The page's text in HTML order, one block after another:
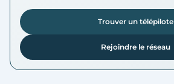
Trouver un télépilote
Rejoindre le réseau